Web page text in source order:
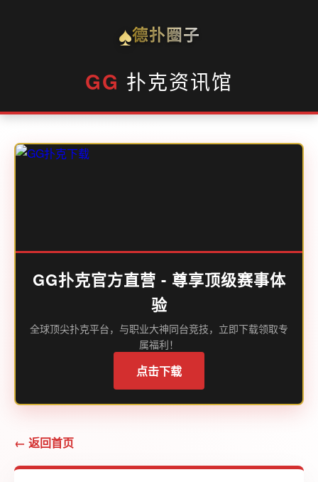
♠德扑圈子
GG 扑克资讯馆
GG扑克官方直营 - 尊享顶级赛事体
验
全球顶尖扑克平台，与职业大神同台竞技，立即下载领取专
属福利！
点击下载
← 返回首页